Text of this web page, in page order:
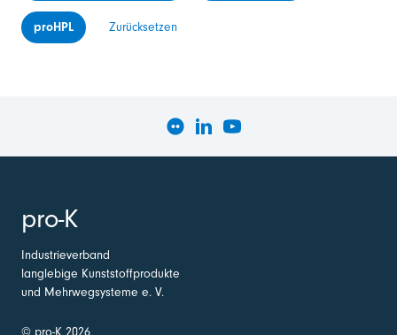
proHPL Zurücksetzen
pro-K
Industrieverband
langlebige Kunststoffprodukte
und Mehrwegsysteme e. V.
© pro-K 2026